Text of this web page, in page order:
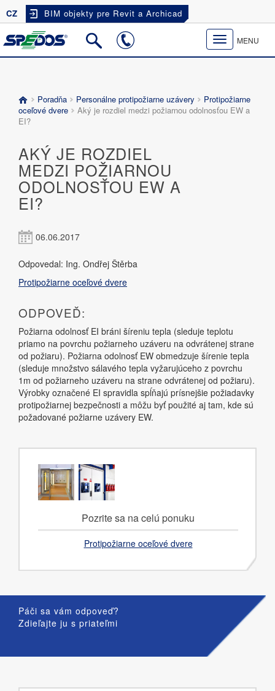
CZ BIM objekty pre Revit a Archicad
Toggle
navigation
MENU
Poradňa Personálne protipožiarne uzávery
Protipožiarne
oceľové dvere
Aký je rozdiel medzi požiarnou odolnosťou EW a
EI?
AKÝ JE ROZDIEL
MEDZI POŽIARNOU
ODOLNOSŤOU EW A
EI?
06.06.2017
Odpovedal: Ing. Ondřej Štěrba
Protipožiarne oceľové dvere
ODPOVEĎ:
Požiarna odolnosť EI bráni šíreniu tepla (sleduje teplotu
priamo na povrchu požiarneho uzáveru na odvrátenej strane
od požiaru). Požiarna odolnosť EW obmedzuje šírenie tepla
(sleduje množstvo sálavého tepla vyžarujúceho z povrchu
1m od požiarneho uzáveru na strane odvrátenej od požiaru).
Výrobky označené EI spravidla spĺňajú prísnejšie požiadavky
protipožiarnej bezpečnosti a môžu byť použité aj tam, kde sú
požadované požiarne uzávery EW.
Pozrite sa na celú ponuku
Protipožiarne oceľové dvere
Páči sa vám odpoveď?
Zdieľajte ju s priateľmi